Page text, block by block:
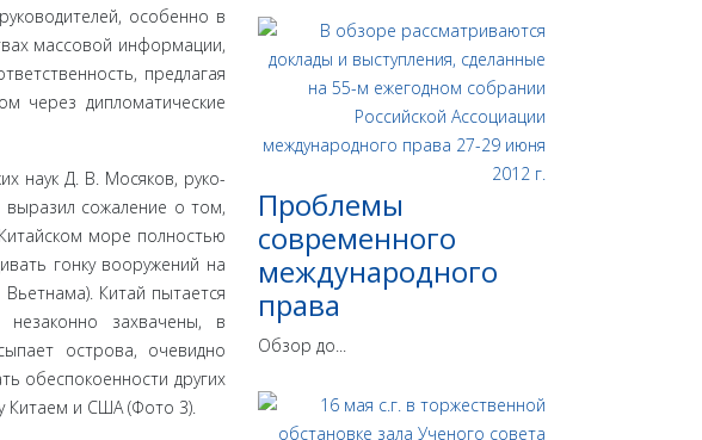
особенно в
массовой информации,
предлагая
через дипломатические
наук Д. В. Мосяков, руко­
выразил сожаление о том,
море полностью
гонку вооружений на
Китай пытается
захвачены, в
острова, очевид­но
обеспокоенности других
Китаем и США (Фото 3).
Проблемы
современного
международного
права
Обзор до...